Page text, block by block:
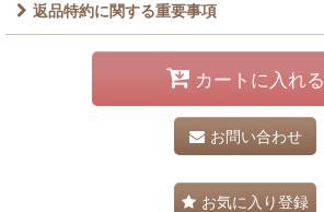
返品特約に関する重要事項
カートに入れる
お問い合わせ
お気に入り登録